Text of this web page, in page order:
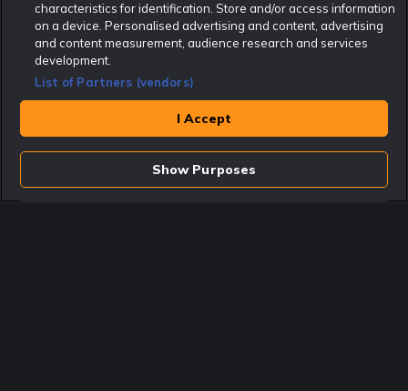
Rekatochklart.com är Sveriges ledande betting-community. 2017 nominerades
Rekatochklart som en av världens bästa spelinformations-sajter på spelbranschens egen
Oscarsgala EGR Awards.
Rekatochklart är oberoende och ej knutet till något specifikt spelbolag. Här hittar du
speltips, unika insättningsbonusar och erbjudanden från de största och mest seriösa
spelbolagen. En spelbok, spelskola, information om skador och avstängningar samt vårt
populära klotterplank.
Har du några frågor är du välkommen att
kontakta oss
Spela ansvarsfullt. Åldersgränsen för spel är 18+ Har ditt spelande blivit ett
problem? Kontakta stödlinjen på 020-81 91 00. Odds kan ändras. Alla odds var
korrekta vid den tidpunkt de publicerades. Spel utan konto innebär att man
characteristics for identification. Store and/or access information
on a device. Personalised advertising and content, advertising
and content measurement, audience research and services
development.
List of Partners (vendors)
I Accept
Show Purposes